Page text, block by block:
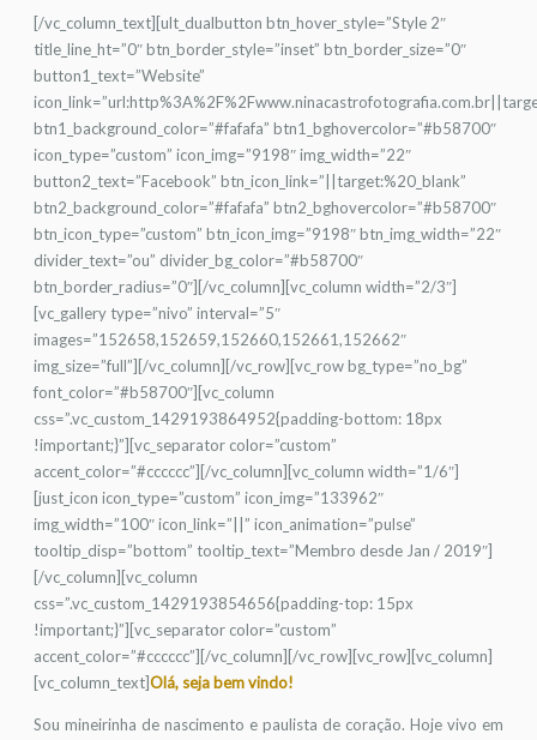
[/vc_column_text][ult_dualbutton btn_hover_style=”Style 2″
title_line_ht=”0″ btn_border_style=”inset” btn_border_size=”0″
button1_text=”Website”
btn1_background_color=”#fafafa” btn1_bghovercolor=”#b58700″
icon_type=”custom” icon_img=”9198″ img_width=”22″
button2_text=”Facebook” btn_icon_link=”||target:%20_blank”
btn2_background_color=”#fafafa” btn2_bghovercolor=”#b58700″
btn_icon_type=”custom” btn_icon_img=”9198″ btn_img_width=”22″
divider_text=”ou” divider_bg_color=”#b58700″
btn_border_radius=”0″][/vc_column][vc_column width=”2/3″]
[vc_gallery type=”nivo” interval=”5″
images=”152658,152659,152660,152661,152662″
img_size=”full”][/vc_column][/vc_row][vc_row bg_type=”no_bg”
font_color=”#b58700″][vc_column
css=”.vc_custom_1429193864952{padding-bottom: 18px
!important;}”][vc_separator color=”custom”
accent_color=”#cccccc”][/vc_column][vc_column width=”1/6″]
[just_icon icon_type=”custom” icon_img=”133962″
img_width=”100″ icon_link=”||” icon_animation=”pulse”
tooltip_disp=”bottom” tooltip_text=”Membro desde Jan / 2019″]
[/vc_column][vc_column
css=”.vc_custom_1429193854656{padding-top: 15px
!important;}”][vc_separator color=”custom”
accent_color=”#cccccc”][/vc_column][/vc_row][vc_row][vc_column]
[vc_column_text]Olá, seja bem vindo!
Sou mineirinha de nascimento e paulista de coração. Hoje vivo em